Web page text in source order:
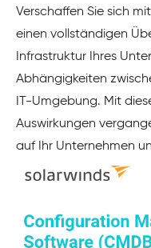
Verschaffen Sie sich
einen vollständigen
Infrastruktur Ihres
Abhängigkeiten
IT-Umgebung. Mit
Auswirkungen
auf Ihr Unternehmen